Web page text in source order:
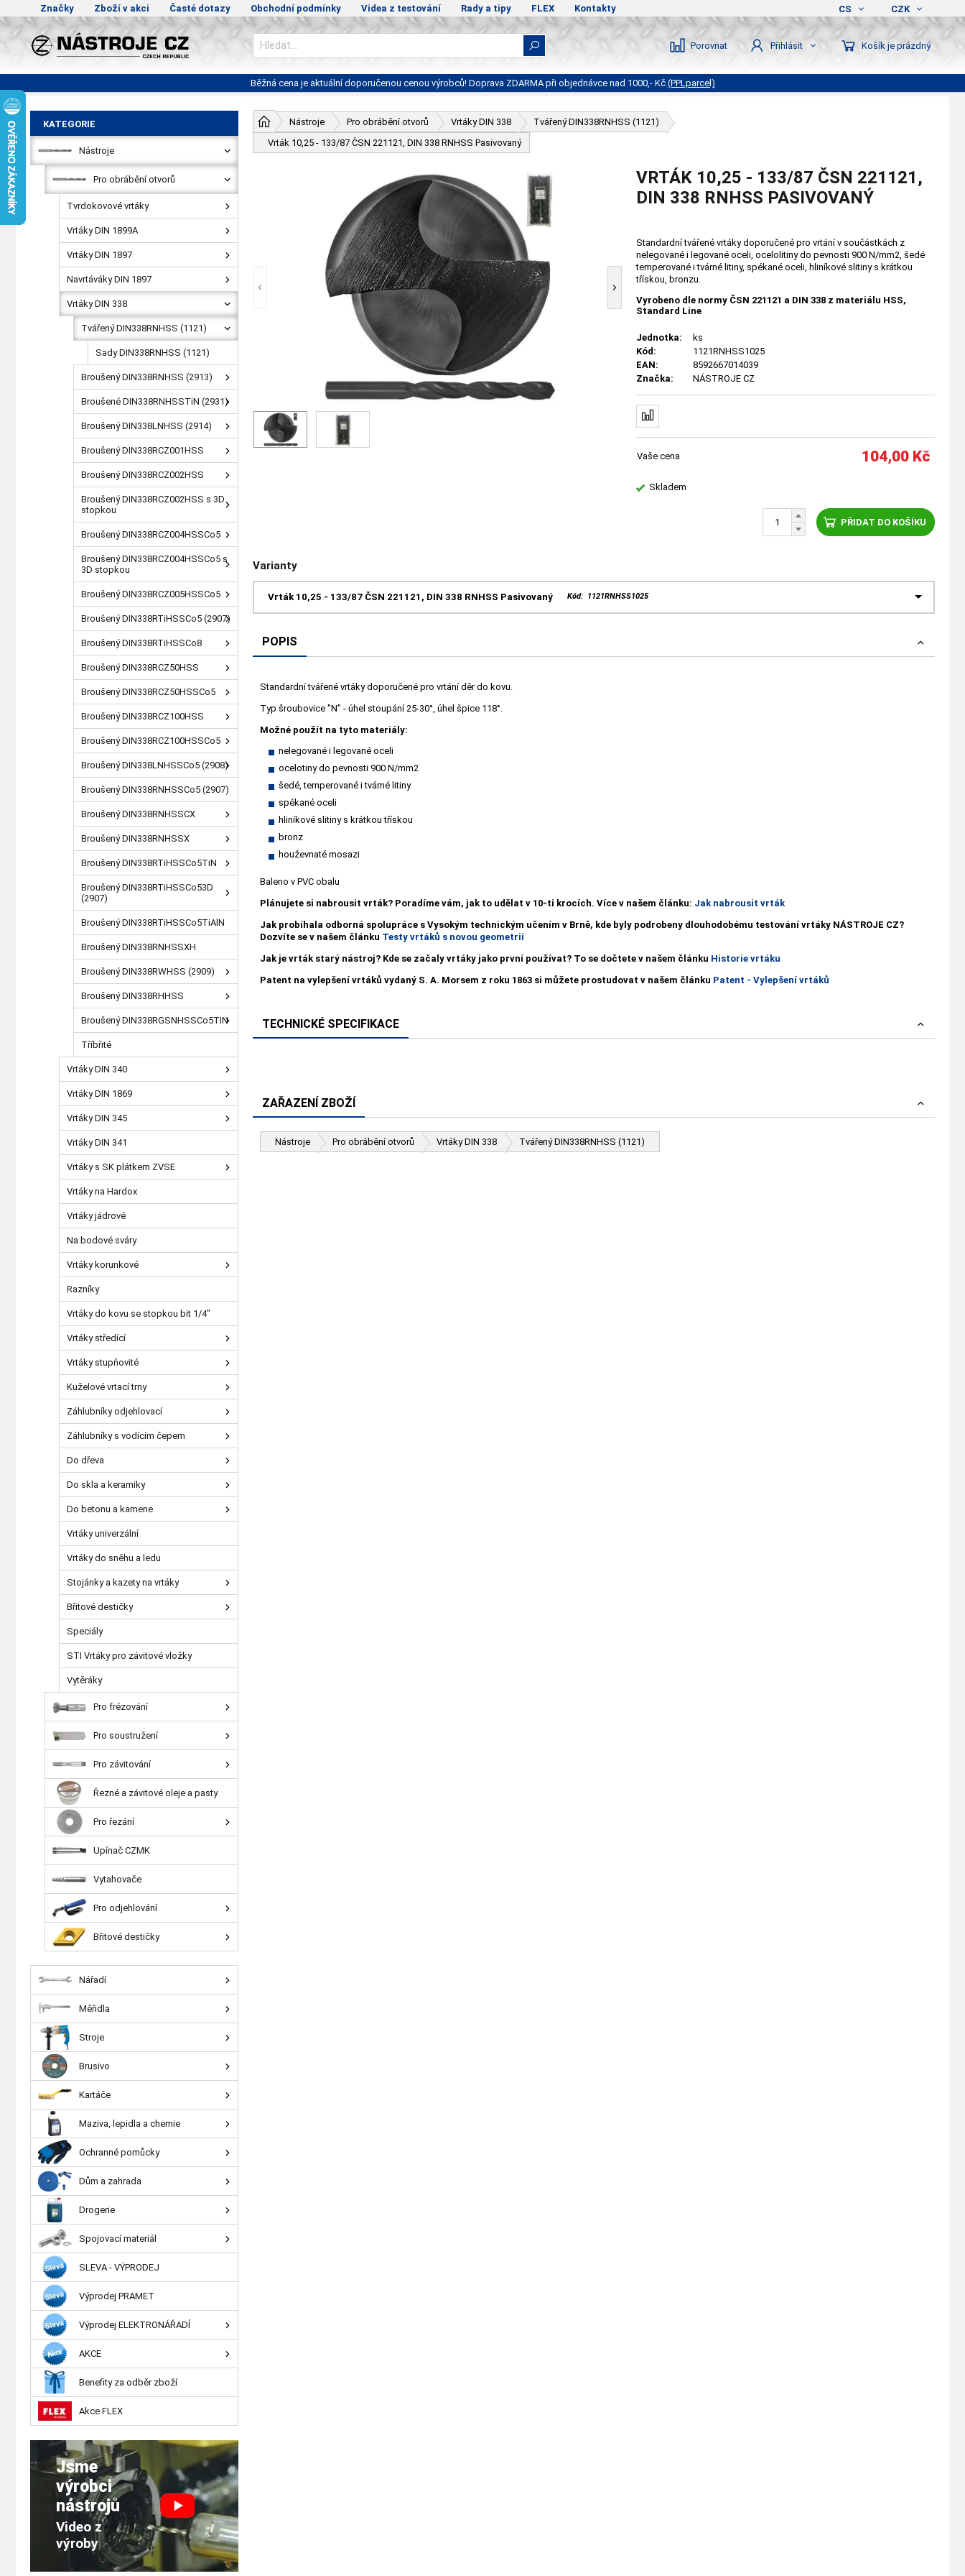
Značky Zboží v akci Časté dotazy Obchodní podmínky Videa z testování Rady a tipy FLEX Kontakty CS CZK
Porovnat Přihlásit Košík je prázdný
Běžná cena je aktuální doporučenou cenou výrobců! Doprava ZDARMA při objednávce nad 1000,- Kč (PPLparcel)
Nástroje Pro obrábění otvorů Vrtáky DIN 338
Tvářený DIN338RNHSS (1121)
Vrták 10,25 - 133/87 ČSN 221121, DIN 338 RNHSS Pasivovaný
VRTÁK 10,25 - 133/87 ČSN 221121,
DIN 338 RNHSS PASIVOVANÝ
Standardní tvářené vrtáky doporučené pro vrtání v součástkách z
nelegované i legované oceli, ocelolitiny do pevnosti 900 N/mm2, šedé
temperované i tvárné litiny, spékané oceli, hliníkové slitiny s krátkou
třískou, bronzu.
Vyrobeno dle normy ČSN 221121 a DIN 338 z materiálu HSS,
Standard Line
Jednotka:
ks
Kód:
1121RNHSS1025
EAN:
8592667014039
Značka:
NÁSTROJE CZ
Vaše cena 104,00Kč
Skladem
PŘIDAT DO KOŠÍKU
Varianty
Vrták 10,25 - 133/87 ČSN 221121, DIN 338 RNHSS Pasivovaný Kód: 1121RNHSS1025
POPIS
Standardní tvářené vrtáky doporučené pro vrtání děr do kovu.
Typ šroubovice "N" - úhel stoupání 25-30°, úhel špice 118°.
Možné použít na tyto materiály:
nelegované i legované oceli
ocelotiny do pevnosti 900 N/mm2
šedé, temperované i tvárné litiny
spékané oceli
hliníkové slitiny s krátkou třískou
bronz
houževnaté mosazi
Baleno v PVC obalu
Plánujete si nabrousit vrták? Poradíme vám, jak to udělat v 10-ti krocích. Více v našem článku: Jak nabrousit vrták
Jak probíhala odborná spolupráce s Vysokým technickým učením v Brně, kde byly podrobeny dlouhodobému testování vrtáky NÁSTROJE CZ?
Dozvíte se v našem článku Testy vrtáků s novou geometrií
Jak je vrták starý nástroj? Kde se začaly vrtáky jako první používat? To se dočtete v našem článku Historie vrtáku
Patent na vylepšení vrtáků vydaný S. A. Morsem z roku 1863 si můžete prostudovat v našem článku Patent - Vylepšení vrtáků
TECHNICKÉ SPECIFIKACE
ZAŘAZENÍ ZBOŽÍ
Nástroje Pro obrábění otvorů Vrtáky DIN 338 Tvářený DIN338RNHSS (1121)
KATEGORIE
Nástroje
Pro obrábění otvorů
Tvrdokovové vrtáky
Vrtáky DIN 1899A
Vrtáky DIN 1897
Navrtáváky DIN 1897
Vrtáky DIN 338
Tvářený DIN338RNHSS (1121)
Sady DIN338RNHSS (1121)
Broušený DIN338RNHSS (2913)
Broušené DIN338RNHSSTiN (2931)
Broušený DIN338LNHSS (2914)
Broušený DIN338RCZ001HSS
Broušený DIN338RCZ002HSS
Broušený DIN338RCZ002HSS s 3D
stopkou
Broušený DIN338RCZ004HSSCo5
Broušený DIN338RCZ004HSSCo5 s
3D stopkou
Broušený DIN338RCZ005HSSCo5
Broušený DIN338RTiHSSCo5 (2907)
Broušený DIN338RTiHSSCo8
Broušený DIN338RCZ50HSS
Broušený DIN338RCZ50HSSCo5
Broušený DIN338RCZ100HSS
Broušený DIN338RCZ100HSSCo5
Broušený DIN338LNHSSCo5 (2908)
Broušený DIN338RNHSSCo5 (2907)
Broušený DIN338RNHSSCX
Broušený DIN338RNHSSX
Broušený DIN338RTiHSSCo5TiN
Broušený DIN338RTiHSSCo53D
(2907)
Broušený DIN338RTiHSSCo5TiAlN
Broušený DIN338RNHSSXH
Broušený DIN338RWHSS (2909)
Broušený DIN338RHHSS
Broušený DIN338RGSNHSSCo5TIN
Tříbřité
Vrtáky DIN 340
Vrtáky DIN 1869
Vrtáky DIN 345
Vrtáky DIN 341
Vrtáky s SK plátkem ZVSE
Vrtáky na Hardox
Vrtáky jádrové
Na bodové sváry
Vrtáky korunkové
Razníky
Vrtáky do kovu se stopkou bit 1/4"
Vrtáky středící
Vrtáky stupňovité
Kuželové vrtací trny
Záhlubníky odjehlovací
Záhlubníky s vodícím čepem
Do dřeva
Do skla a keramiky
Do betonu a kamene
Vrtáky univerzální
Vrtáky do sněhu a ledu
Stojánky a kazety na vrtáky
Břitové destičky
Speciály
STI Vrtáky pro závitové vložky
Vytěráky
Pro frézování
Pro soustružení
Pro závitování
Řezné a závitové oleje a pasty
Pro řezání
Upínač CZMK
Vytahovače
Pro odjehlování
Břitové destičky
Nářadí
Měřidla
Stroje
Brusivo
Kartáče
Maziva, lepidla a chemie
Ochranné pomůcky
Dům a zahrada
Drogerie
Spojovací materiál
SLEVA - VÝPRODEJ
Výprodej PRAMET
Výprodej ELEKTRONÁŘADÍ
AKCE
Benefity za odběr zboží
Akce FLEX
Jsme
výrobci
nástrojů
Video z
výroby